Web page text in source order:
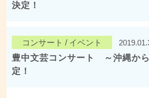
決定！
コンサート / イベント
豊中文芸コンサート ～沖縄か
定！